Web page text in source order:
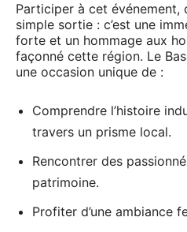
Participer à cet événement,
simple sortie : c’est une
forte et un hommage aux
façonné cette région. Le
une occasion unique de :
Comprendre l’histoire
travers un prisme local.
Rencontrer des
patrimoine.
Profiter d’une ambiance